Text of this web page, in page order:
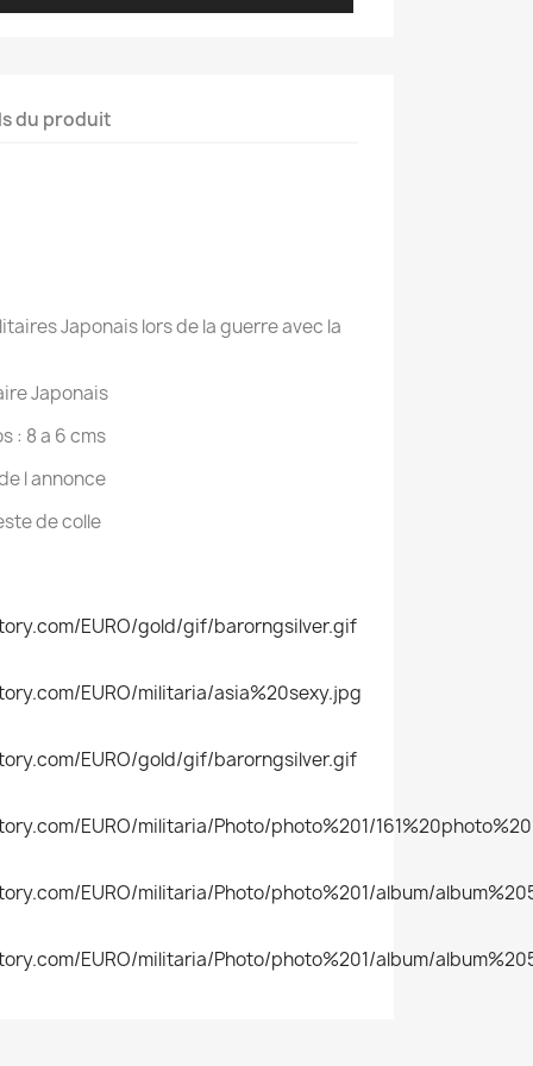
du produit
Japonais lors de la guerre avec la
Japonais
: 8 a 6 cms
l annonce
de colle